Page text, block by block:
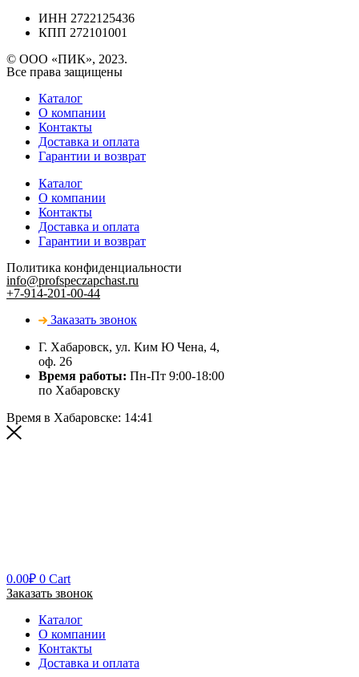
ИНН 2722125436
КПП 272101001
© ООО «ПИК», 2023.
Все права защищены
Каталог
О компании
Контакты
Доставка и оплата
Гарантии и возврат
Каталог
О компании
Контакты
Доставка и оплата
Гарантии и возврат
Политика конфиденциальности
info@profspeczapchast.ru
+7-914-201-00-44
Заказать звонок
Г. Хабаровск, ул. Ким Ю Чена, 4,
оф. 26
Время работы: Пн-Пт 9:00-18:00
по Хабаровску
Время в Хабаровске: 14:41
0.00₽ 0 Cart
Заказать звонок
Каталог
О компании
Контакты
Доставка и оплата